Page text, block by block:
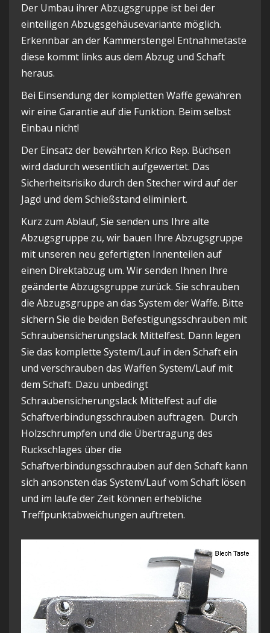
Der Umbau ihrer Abzugsgruppe ist bei der
einteiligen Abzugsgehäusevariante möglich.
Erkennbar an der Kammerstengel Entnahmetaste
diese kommt links aus dem Abzug und Schaft
heraus.
Bei Einsendung der kompletten Waffe gewähren
wir eine Garantie auf die Funktion. Beim selbst
Einbau nicht!
Der Einsatz der bewährten Krico Rep. Büchsen
wird dadurch wesentlich aufgewertet. Das
Sicherheitsrisiko durch den Stecher wird auf der
Jagd und dem Schießstand eliminiert.
Kurz zum Ablauf, Sie senden uns Ihre alte
Abzugsgruppe zu, wir bauen Ihre Abzugsgruppe
mit unseren neu gefertigten Innenteilen auf
einen Direktabzug um. Wir senden Ihnen Ihre
geänderte Abzugsgruppe zurück. Sie schrauben
die Abzugsgruppe an das System der Waffe. Bitte
sichern Sie die beiden Befestigungsschrauben mit
Schraubensicherungslack Mittelfest. Dann legen
Sie das komplette System/Lauf in den Schaft ein
und verschrauben das Waffen System/Lauf mit
dem Schaft. Dazu unbedingt
Schraubensicherungslack Mittelfest auf die
Schaftverbindungsschrauben auftragen. Durch
Holzschrumpfen und die Übertragung des
Ruckschlages über die
Schaftverbindungsschrauben auf den Schaft kann
sich ansonsten das System/Lauf vom Schaft lösen
und im laufe der Zeit können erhebliche
Treffpunktabweichungen auftreten.